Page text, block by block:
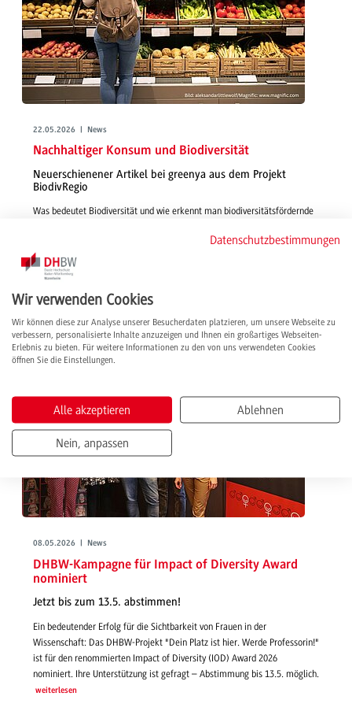
22.05.2026 | News
Nachhaltiger Konsum und Biodiversität
Neuerschienener Artikel bei greenya aus dem Projekt
BiodivRegio
Was bedeutet Biodiversität und wie erkennt man biodiversitätsfördernde
erläutert das BiodivRegio-Forschungsteam, wie Verbraucher*innen mit
ihrem Einkauf zur Artenvielfalt beitragen können.
weiterlesen
08.05.2026 | News
DHBW-Kampagne für Impact of Diversity Award
nominiert
Jetzt bis zum 13.5. abstimmen!
Ein bedeutender Erfolg für die Sichtbarkeit von Frauen in der
Wissenschaft: Das DHBW-Projekt "Dein Platz ist hier. Werde Professorin!"
ist für den renommierten Impact of Diversity (IOD) Award 2026
nominiert. Ihre Unterstützung ist gefragt – Abstimmung bis 13.5. möglich.
weiterlesen
Datenschutzbestimmungen
Wir verwenden Cookies
Wir können diese zur Analyse unserer Besucherdaten platzieren, um unsere Webseite zu
verbessern, personalisierte Inhalte anzuzeigen und Ihnen ein großartiges Webseiten-
Erlebnis zu bieten. Für weitere Informationen zu den von uns verwendeten Cookies
öffnen Sie die Einstellungen.
Alle akzeptieren Ablehnen
Nein, anpassen